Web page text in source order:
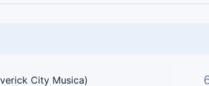
City Musica)